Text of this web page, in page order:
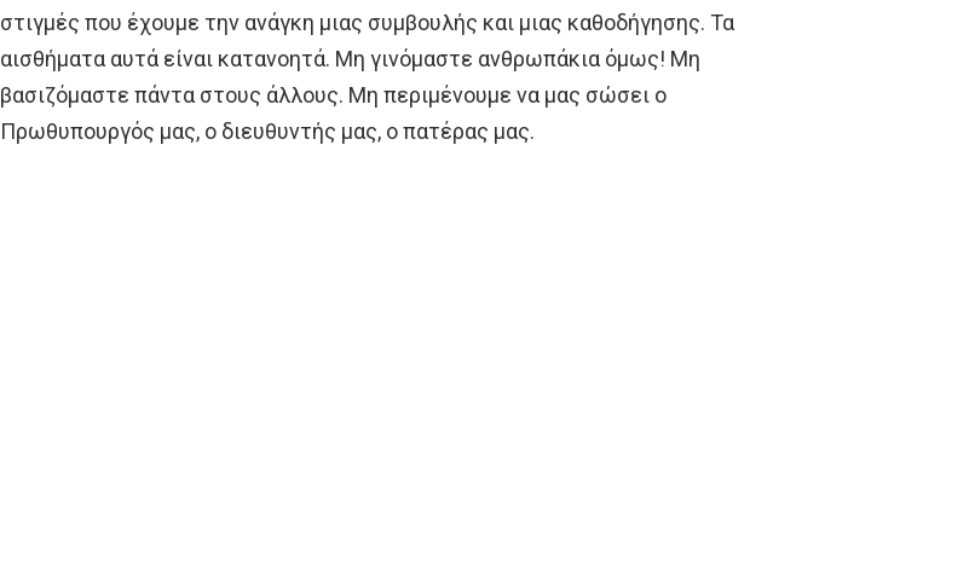
στιγμές που έχουμε την ανάγκη μιας συμβουλής και μιας καθοδήγησης. Τα
αισθήματα αυτά είναι κατανοητά. Μη γινόμαστε ανθρωπάκια όμως! Μη
βασιζόμαστε πάντα στους άλλους. Μη περιμένουμε να μας σώσει ο
Πρωθυπουργός μας, ο διευθυντής μας, ο πατέρας μας.